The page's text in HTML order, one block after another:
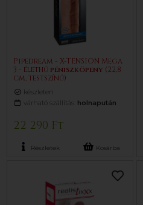
Pipedream - X-TENSION Mega
3 - élethű péniszköpeny (22,8
cm, testszínű)
készleten
várható szállítás: holnapután
22 290 Ft
Részletek Kosárba